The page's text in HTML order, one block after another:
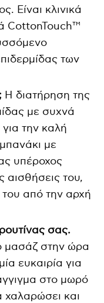
Είναι κλινικά
CottonTouch™
των
Η διατήρηση της
με συχνά
την καλή
με
υπέροχος
αισθήσεις του,
από την αρχή
σας.
μασάζ στην ώρα
ευκαιρία για
στο μωρό
και